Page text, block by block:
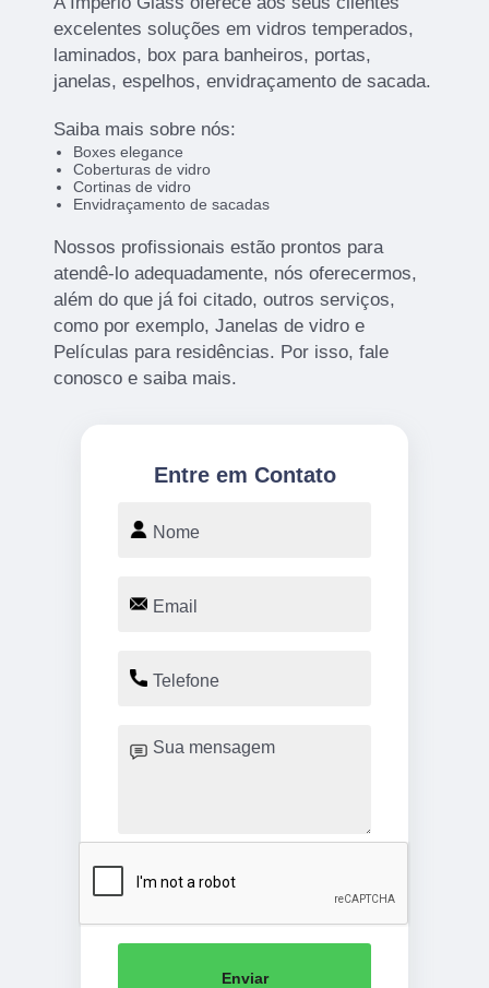
excelentes soluções em vidros temperados,
laminados, box para banheiros, portas,
janelas, espelhos, envidraçamento de sacada.
Saiba mais sobre nós:
Boxes elegance
Coberturas de vidro
Cortinas de vidro
Envidraçamento de sacadas
Nossos profissionais estão prontos para
atendê-lo adequadamente, nós oferecermos,
além do que já foi citado, outros serviços,
como por exemplo, Janelas de vidro e
Películas para residências. Por isso, fale
conosco e saiba mais.
Entre em Contato
Enviar